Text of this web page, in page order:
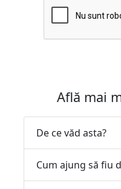
Află mai
De ce văd asta?
Cum ajung să fiu